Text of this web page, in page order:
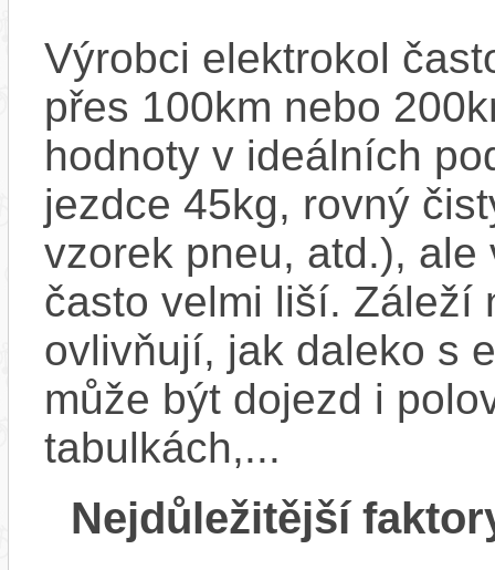
Výrobci elektrokol
přes 100km nebo
hodnoty v ideálních
jezdce 45kg, rovný
vzorek pneu, atd.),
často velmi liší. Záleží
ovlivňují, jak daleko s
může být dojezd i
tabulkách,...
Nejdůležitější